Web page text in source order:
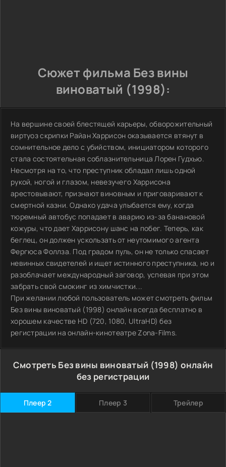
Сюжет фильма Без вины
виноватый (1998):
На вершине своей блестящей карьеры, обворожительный
виртуоз скрипки Райан Харрисон оказывается втянут в
сомнительное дело с убийством, инициатором которого
стала состоятельная соблазнительница Лорен Гудхью.
Несмотря на то, что преступник обладал лишь одной
рукой, ногой и глазом, невезучего Харрисона
арестовывают, признают виновным и приговаривают к
смертной казни. Однако удача улыбается ему, когда
тюремный автобус попадает в аварию из-за банановой
кожуры, что дает Харрисону шанс на побег. Теперь, как
беглец, он должен ускользать от неутомимого агента
Фергюса Фоллза. Под градом пуль, он не только спасает
невинных свидетелей и ищет истинного преступника, но и
разоблачает международный заговор, успевая при этом
забрать свой смокинг из химчистки...
При желании любой пользователь может смотреть фильм
Без вины виноватый (1998) онлайн всегда бесплатно в
хорошем качестве HD (720, 1080, UltraHD) без
регистрации на онлайн-кинотеатре Zona-Films.
Смотреть Без вины виноватый (1998) онлайн
без регистрации
Плеер 2 Плеер 3 Трейлер